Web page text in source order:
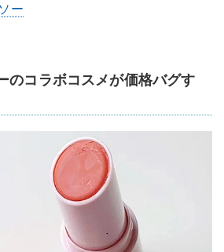
ー
のコラボコスメが価格バグす